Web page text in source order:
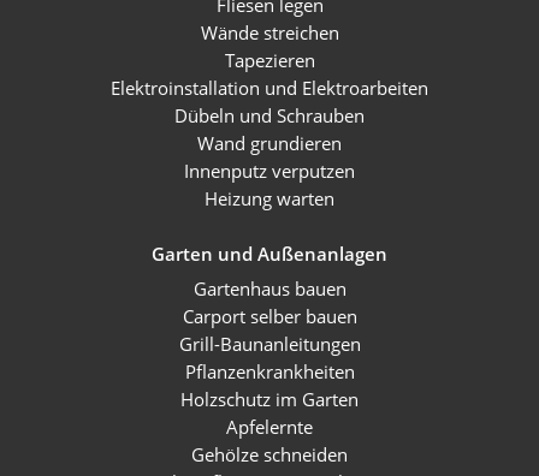
Fliesen legen
Wände streichen
Tapezieren
Elektroinstallation und Elektroarbeiten
Dübeln und Schrauben
Wand grundieren
Innenputz verputzen
Heizung warten
Garten und Außenanlagen
Gartenhaus bauen
Carport selber bauen
Grill-Baunanleitungen
Pflanzenkrankheiten
Holzschutz im Garten
Apfelernte
Gehölze schneiden